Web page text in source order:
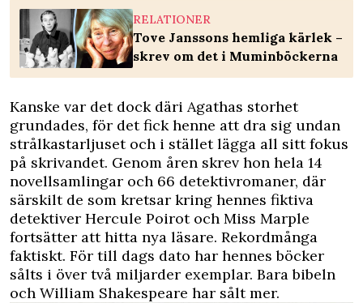
RELATIONER
Tove Janssons hemliga kärlek –
skrev om det i Muminböckerna
Kanske var det dock däri Agathas storhet
grundades, för det fick henne att dra sig undan
strålkastarljuset och i stället lägga all sitt fokus
på skrivandet. Genom åren skrev hon hela 14
novellsamlingar och 66 detektivromaner, där
särskilt de som kretsar kring hennes fiktiva
detektiver Hercule Poirot och Miss Marple
fortsätter att hitta nya läsare. Rekordmånga
faktiskt. För till dags dato har hennes böcker
sålts i över två miljarder exemplar. Bara bibeln
och William Shakespeare har sålt mer.